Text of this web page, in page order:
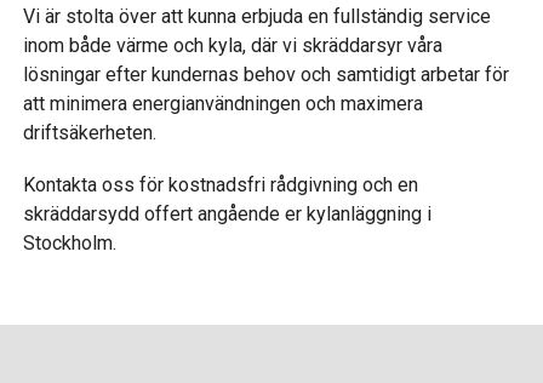
Vi är stolta över att kunna erbjuda en fullständig service
inom både värme och kyla, där vi skräddarsyr våra
lösningar efter kundernas behov och samtidigt arbetar för
att minimera energianvändningen och maximera
driftsäkerheten.
Kontakta oss för kostnadsfri rådgivning och en
skräddarsydd offert angående er kylanläggning i
Stockholm.